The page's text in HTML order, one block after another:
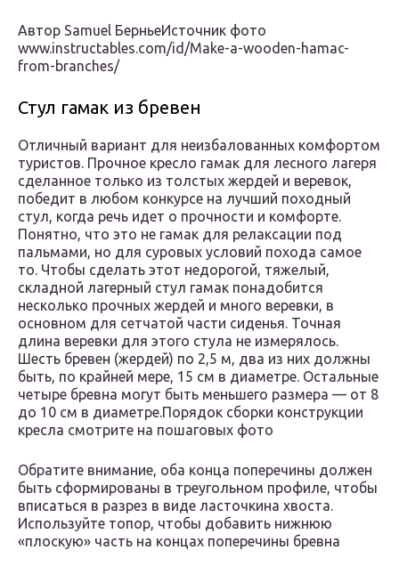
Автор Samuel БерньеИсточник фото
www.instructables.com/id/Make-a-wooden-hamac-
from-branches/
Стул гамак из бревен
Отличный вариант для неизбалованных комфортом
туристов. Прочное кресло гамак для лесного лагеря
сделанное только из толстых жердей и веревок,
победит в любом конкурсе на лучший походный
стул, когда речь идет о прочности и комфорте.
Понятно, что это не гамак для релаксации под
пальмами, но для суровых условий похода самое
то. Чтобы сделать этот недорогой, тяжелый,
складной лагерный стул гамак понадобится
несколько прочных жердей и много веревки, в
основном для сетчатой части сиденья. Точная
длина веревки для этого стула не измерялось.
Шесть бревен (жердей) по 2,5 м, два из них должны
быть, по крайней мере, 15 см в диаметре. Остальные
четыре бревна могут быть меньшего размера — от 8
до 10 см в диаметре.Порядок сборки конструкции
кресла смотрите на пошаговых фото
Обратите внимание, оба конца поперечины должен
быть сформированы в треугольном профиле, чтобы
вписаться в разрез в виде ласточкина хвоста.
Используйте топор, чтобы добавить нижнюю
«плоскую» часть на концах поперечины бревна